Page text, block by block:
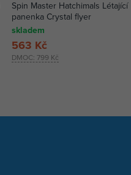
Spin Master Hatchimals Létající
panenka Crystal flyer
skladem
DMOC:799 Kč
563 Kč